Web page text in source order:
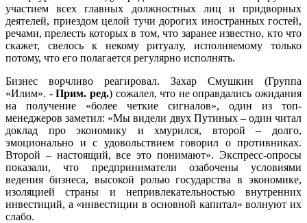
участием всех главных должностных лиц и придворных
деятелей, приездом целой тучи дорогих иностранных гостей,
речами, прелесть которых в том, что заранее известно, кто что
скажет, свелось к некому ритуалу, исполняемому только
потому, что его полагается регулярно исполнять.
Бизнес ворчливо реагировал. Захар Смушкин (Группа
«Илим». -Прим. ред.) сожалел, что не оправдались ожидания
на получение «более четкие сигналов», один из топ-
менеджеров заметил: «Мы видели двух Путиных – один читал
доклад про экономику и хмурился, второй – долго,
эмоционально и с удовольствием говорил о противниках.
Второй – настоящий, все это понимают». Экспресс-опросы
показали, что предприниматели озабочены условиями
ведения бизнеса, высокой ролью государства в экономике,
изоляцией страны и непривлекательностью внутренних
инвестиций, а «инвестиции в основной капитал» волнуют их
слабо.